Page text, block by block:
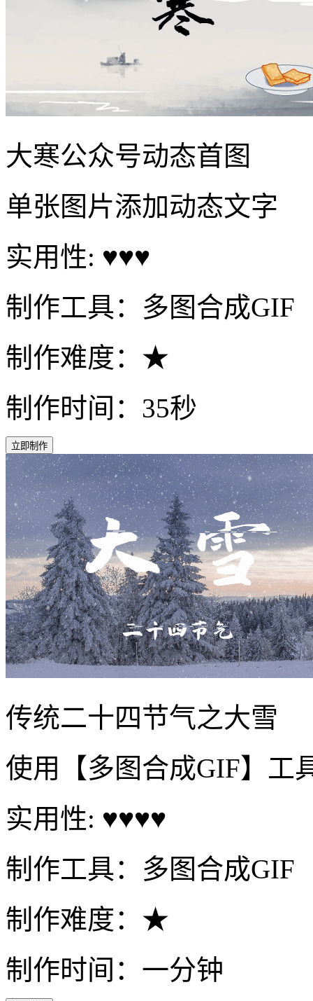
大寒公众号动态首图
单张图片添加动态文字
实用性: ♥♥♥
制作工具：多图合成GIF
制作难度：★
制作时间：35秒
立即制作
传统二十四节气之大雪
使用【多图合成GIF】工
实用性: ♥♥♥♥
制作工具：多图合成GIF
制作难度：★
制作时间：一分钟